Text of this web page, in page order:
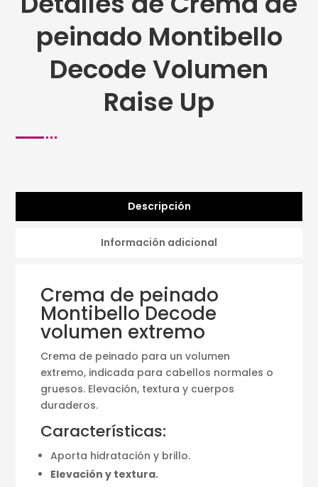
peinado Montibello
Decode Volumen
Raise Up
Descripción
Información adicional
Crema de peinado
Montibello Decode
volumen extremo
Crema de peinado para un volumen
extremo, indicada para cabellos normales o
gruesos. Elevación, textura y cuerpos
duraderos.
Características:
Aporta hidratación y brillo.
Elevación y textura.